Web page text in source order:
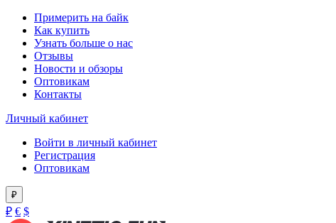
Примерить на байк
Как купить
Узнать больше о нас
Отзывы
Новости и обзоры
Оптовикам
Контакты
Личный кабинет
Войти в личный кабинет
Регистрация
Оптовикам
₽
₽ € $